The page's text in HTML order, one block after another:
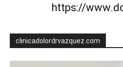
https://
clinicadolordrvazquez.com